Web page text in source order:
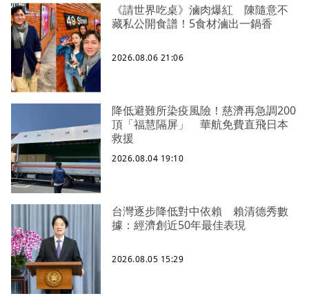
《請世界吃桌》滷肉爆紅 陳隨意不
藏私公開食譜！5食材滷出一鍋香
2026.08.06 21:06
降低避難所染疫風險！慈濟再急調200
頂「福慧隔屏」 華航免費直飛日本
救援
2026.08.04 19:10
台灣逐步降低對中依賴 賴清德秀數
據：經濟創近50年最佳表現
2026.08.05 15:29